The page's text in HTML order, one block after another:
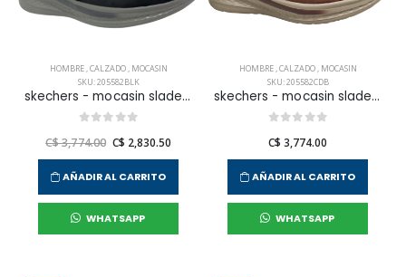
HOMBRE,CALZADO, MOCASIN
SKU: 205582BLK
skechers - mocasin slade para hombre
C$ 3,774.00 C$ 2,830.50
AÑADIR AL CARRITO
WHATSAPP
HOMBRE,CALZADO, MOCASIN
SKU: 205582CDB
skechers - mocasin slade para hombre
C$ 3,774.00
AÑADIR AL CARRITO
WHATSAPP